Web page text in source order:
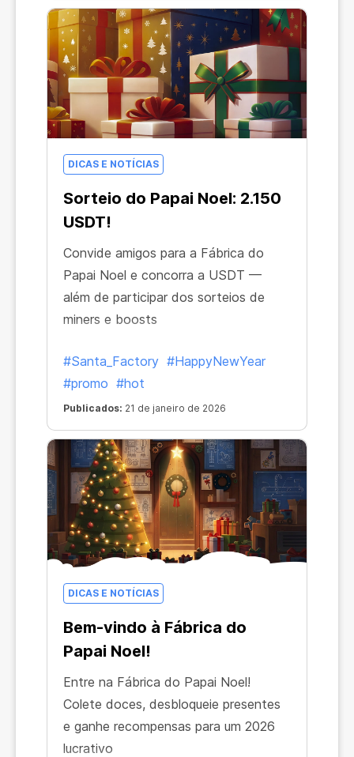
DICAS E NOTÍCIAS
Sorteio do Papai Noel: 2.150
USDT!
Convide amigos para a Fábrica do
Papai Noel e concorra a USDT —
além de participar dos sorteios de
miners e boosts
#Santa_Factory #HappyNewYear
#promo #hot
Publicados: 21 de janeiro de 2026
DICAS E NOTÍCIAS
Bem-vindo à Fábrica do
Papai Noel!
Entre na Fábrica do Papai Noel!
Colete doces, desbloqueie presentes
e ganhe recompensas para um 2026
lucrativo